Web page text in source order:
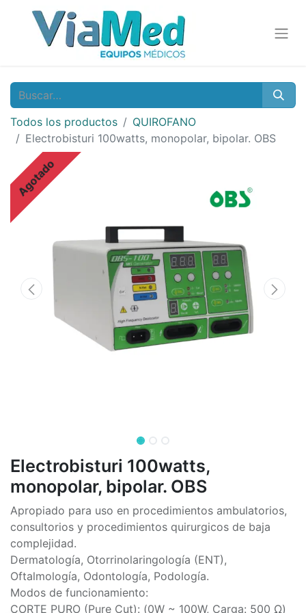
Todos los productos
QUIROFANO
Electrobisturi 100watts, monopolar, bipolar. OBS
Agotado
Electrobisturi 100watts,
monopolar, bipolar. OBS
Apropiado para uso en procedimientos ambulatorios,
consultorios y procedimientos quirurgicos de baja
complejidad.
Dermatología, Otorrinolaringología (ENT),
Oftalmología, Odontología, Podología.
Modos de funcionamiento:
CORTE PURO (Pure Cut): (0W ~ 100W, Carga: 500 Ω)